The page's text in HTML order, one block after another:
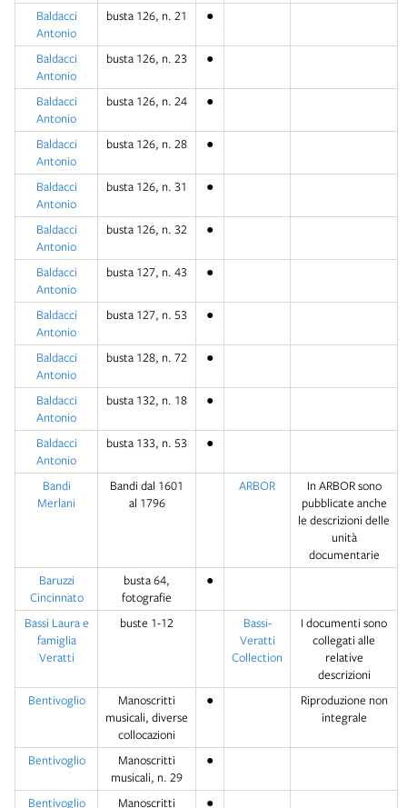
Baldacci
Antonio
busta 126, n. 21 ●
Baldacci
Antonio
busta 126, n. 23 ●
Baldacci
Antonio
busta 126, n. 24 ●
Baldacci
Antonio
busta 126, n. 28 ●
Baldacci
Antonio
busta 126, n. 31 ●
Baldacci
Antonio
busta 126, n. 32 ●
Baldacci
Antonio
busta 127, n. 43 ●
Baldacci
Antonio
busta 127, n. 53 ●
Baldacci
Antonio
busta 128, n. 72 ●
Baldacci
Antonio
busta 132, n. 18 ●
Baldacci
Antonio
busta 133, n. 53 ●
Bandi
Merlani
Bandi dal 1601
al 1796
ARBOR
In ARBOR sono
pubblicate anche
le descrizioni delle
unità
documentarie
Baruzzi
Cincinnato
busta 64,
fotografie
●
Bassi Laura e
famiglia
Veratti
buste 1-12
Bassi-
Veratti
Collection
I documenti sono
collegati alle
relative
descrizioni
Bentivoglio
Manoscritti
musicali, diverse
collocazioni
●
Riproduzione non
integrale
Bentivoglio
Manoscritti
musicali, n. 29
●
Bentivoglio
Manoscritti
●